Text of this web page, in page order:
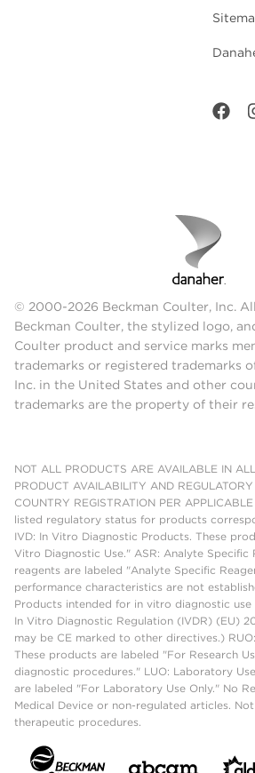
© 2000-2026 Beckman Coulter, Inc.
Beckman Coulter, the stylized logo,
Coulter product and service marks
trademarks or registered trademarks
Inc. in the United States and other
trademarks are the property of their
NOT ALL PRODUCTS ARE AVAILABLE IN
PRODUCT AVAILABILITY AND
COUNTRY REGISTRATION PER
listed regulatory status for products
IVD: In Vitro Diagnostic Products. These
Vitro Diagnostic Use." ASR: Analyte Specific
reagents are labeled "Analyte Specific
performance characteristics are not
Products intended for in vitro diagnostic
In Vitro Diagnostic Regulation (IVDR) (EU)
may be CE marked to other directives.)
These products are labeled "For Research
diagnostic procedures." LUO: Laboratory
are labeled "For Laboratory Use Only." No
Medical Device or non-regulated articles.
therapeutic procedures.